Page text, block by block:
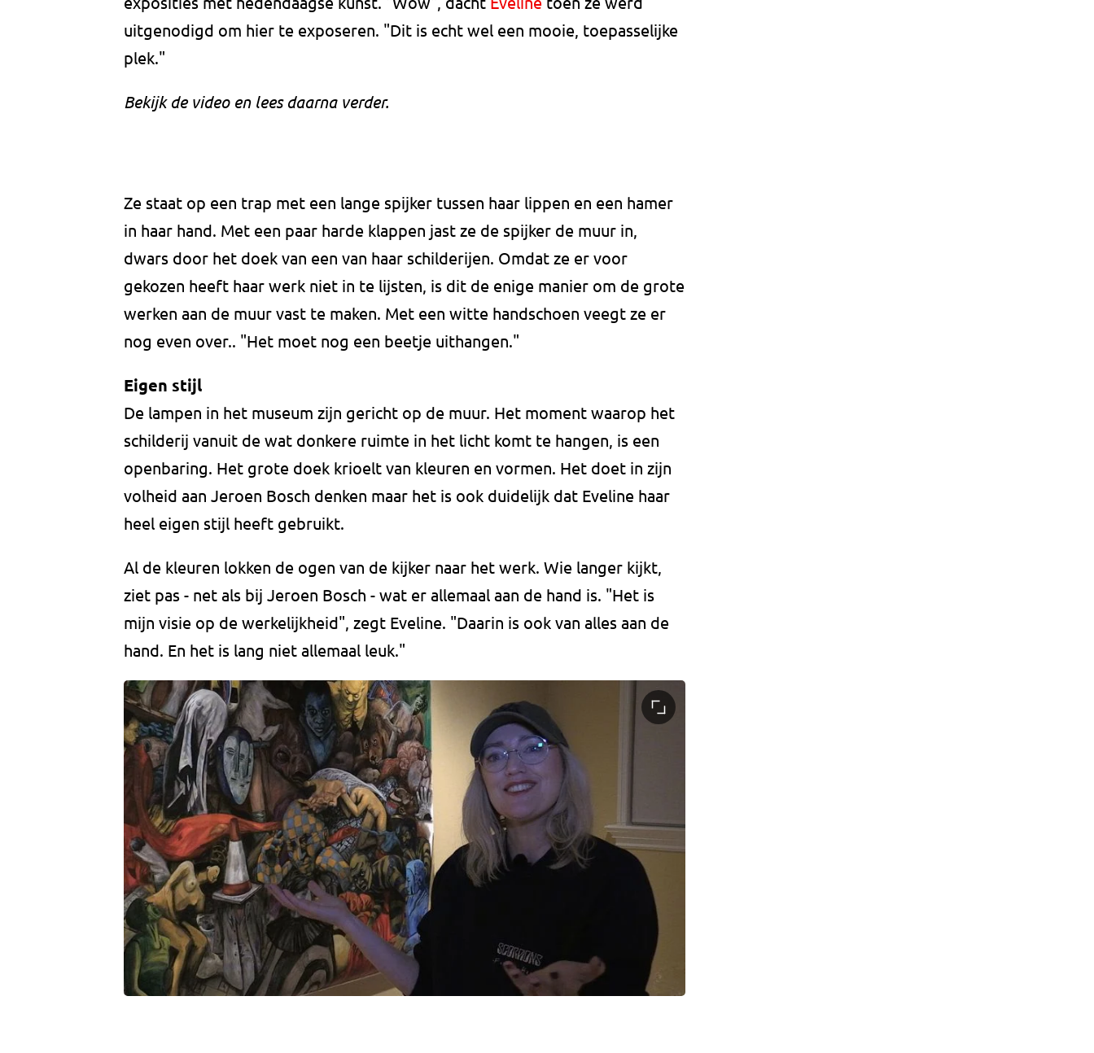
uitgenodigd om hier te exposeren. "Dit is echt wel een mooie, toepasselijke
plek."
Bekijk de video en lees daarna verder.
Ze staat op een trap met een lange spijker tussen haar lippen en een hamer
in haar hand. Met een paar harde klappen jast ze de spijker de muur in,
dwars door het doek van een van haar schilderijen. Omdat ze er voor
gekozen heeft haar werk niet in te lijsten, is dit de enige manier om de grote
werken aan de muur vast te maken. Met een witte handschoen veegt ze er
nog even over.. "Het moet nog een beetje uithangen."
Eigen stijl
De lampen in het museum zijn gericht op de muur. Het moment waarop het
schilderij vanuit de wat donkere ruimte in het licht komt te hangen, is een
openbaring. Het grote doek krioelt van kleuren en vormen. Het doet in zijn
volheid aan Jeroen Bosch denken maar het is ook duidelijk dat Eveline haar
heel eigen stijl heeft gebruikt.
Al de kleuren lokken de ogen van de kijker naar het werk. Wie langer kijkt,
ziet pas - net als bij Jeroen Bosch - wat er allemaal aan de hand is. "Het is
mijn visie op de werkelijkheid", zegt Eveline. "Daarin is ook van alles aan de
hand. En het is lang niet allemaal leuk."